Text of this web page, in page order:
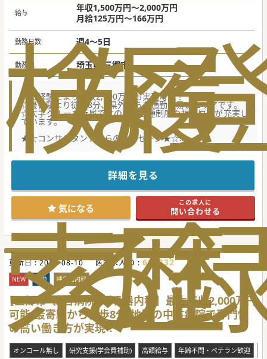
検
索
な
る
履
歴
給与
年収1,500万円～2,000万円
月給125万円～166万円
勤務日数 週4～5日
勤務地 埼玉県 三郷市
☆ご経験により年収2,000万円も実現可能！
☆最寄駅より徒歩8分、県外からも通勤し易いエリアです。
☆大手グループ所属ですので、各種制度や福利厚生が充実し
ています。
★☆コンサルタントからのメッセージ★☆
地域に根差した医療を提供する総合病院です。診療体制強化
のための募集です。
最寄り駅は県内外からのアクセスも良く、駅からは徒歩数
分、インターも近く通勤のし易さもポイントです。
大手グループならではの充実した福利厚生も魅力的です。
ご興味をお持ちの方は、まずはお気軽にお問合せください。
#秋入職可
詳細を見る
気になる この求人に
問い合わせる
更新日 :2026-08-10 医師求人ID : 604332
NEW 常勤 呼吸器内科
【三郷市×総合病院×呼吸器内科】最大年収2,000万円
可能/最寄駅から徒歩8分/地域の中核病院で専門性
の高い働き方が実現！
オンコール無し 研究支援(学会費補助) 高額給与 年齢不問・ベテラン歓迎